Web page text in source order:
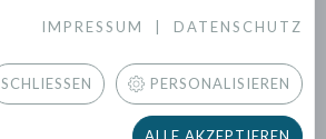
IMPRESSUM DATENSCHUTZ
SCHLIESSEN PERSONALISIEREN